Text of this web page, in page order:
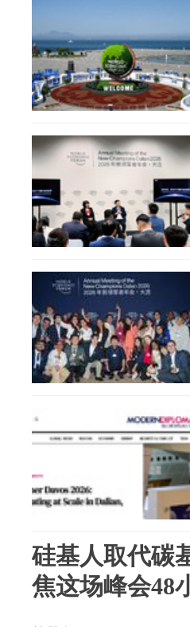
硅基人取代碳
焦这场峰会48